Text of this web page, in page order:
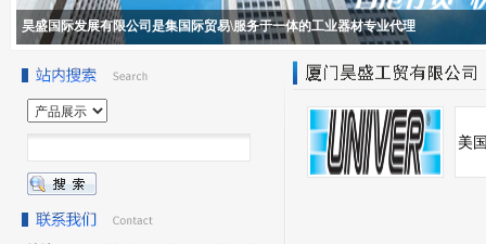
昊盛国际发展有限公司是集国际贸易\服务于一体的工业器材专业代理